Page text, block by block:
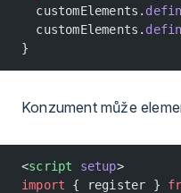
  customElements.
  customElements.
}
Konzument může
<script setup>
import { register }